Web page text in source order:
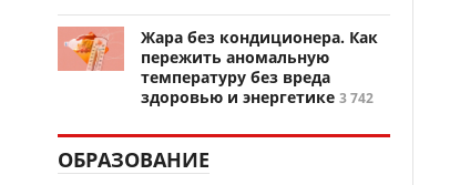
Жара без кондиционера. Как
пережить аномальную
температуру без вреда
здоровью и энергетике 3 742
ОБРАЗОВАНИЕ